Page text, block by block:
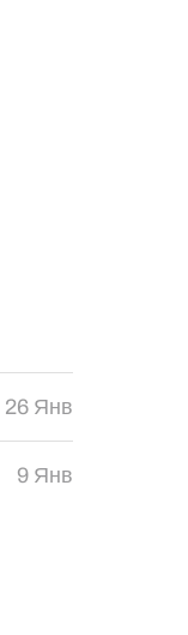
26 Янв
9 Янв